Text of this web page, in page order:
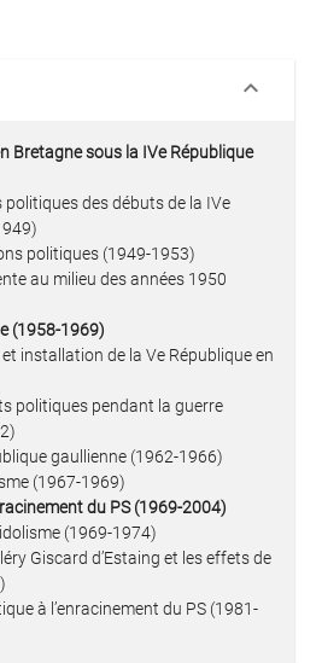
keyboard_arrow_down
Bretagne sous la IVe République
des débuts de la IVe
politiques (1949-1953)
au milieu des années 1950
(1958-1969)
et installation de la Ve République en
politiques pendant la guerre
gaullienne (1962-1966)
(1967-1969)
du PS (1969-2004)
(1969-1974)
Giscard d’Estaing et les effets de
à l’enracinement du PS (1981-